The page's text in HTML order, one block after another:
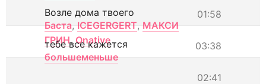
01:58
Возле дома твоего
Баста, ICEGERGERT, МАКСИ
ГРИН, Onative 03:38
тебе все кажется
большеменьше
02:41